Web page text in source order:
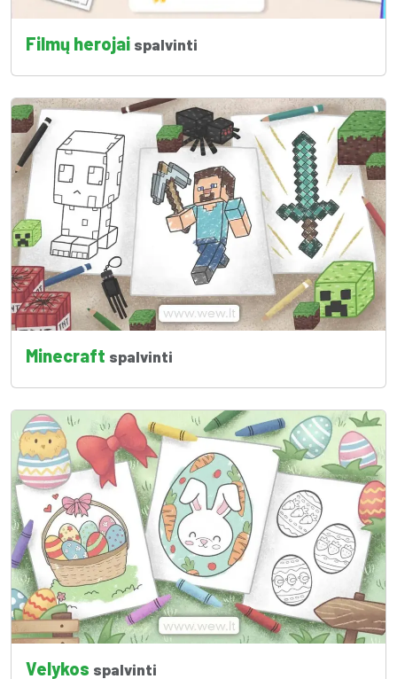
Filmų herojai spalvinti
Minecraft spalvinti
Velykos spalvinti